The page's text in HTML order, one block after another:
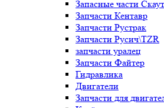
Запасные части Скаут
Запчасти Кентавр
Запчасти Рустрак
Запчасти Русич\TZR
запчасти уралец
Запчасти Файтер
Гидравлика
Двигатели
Запчасти для